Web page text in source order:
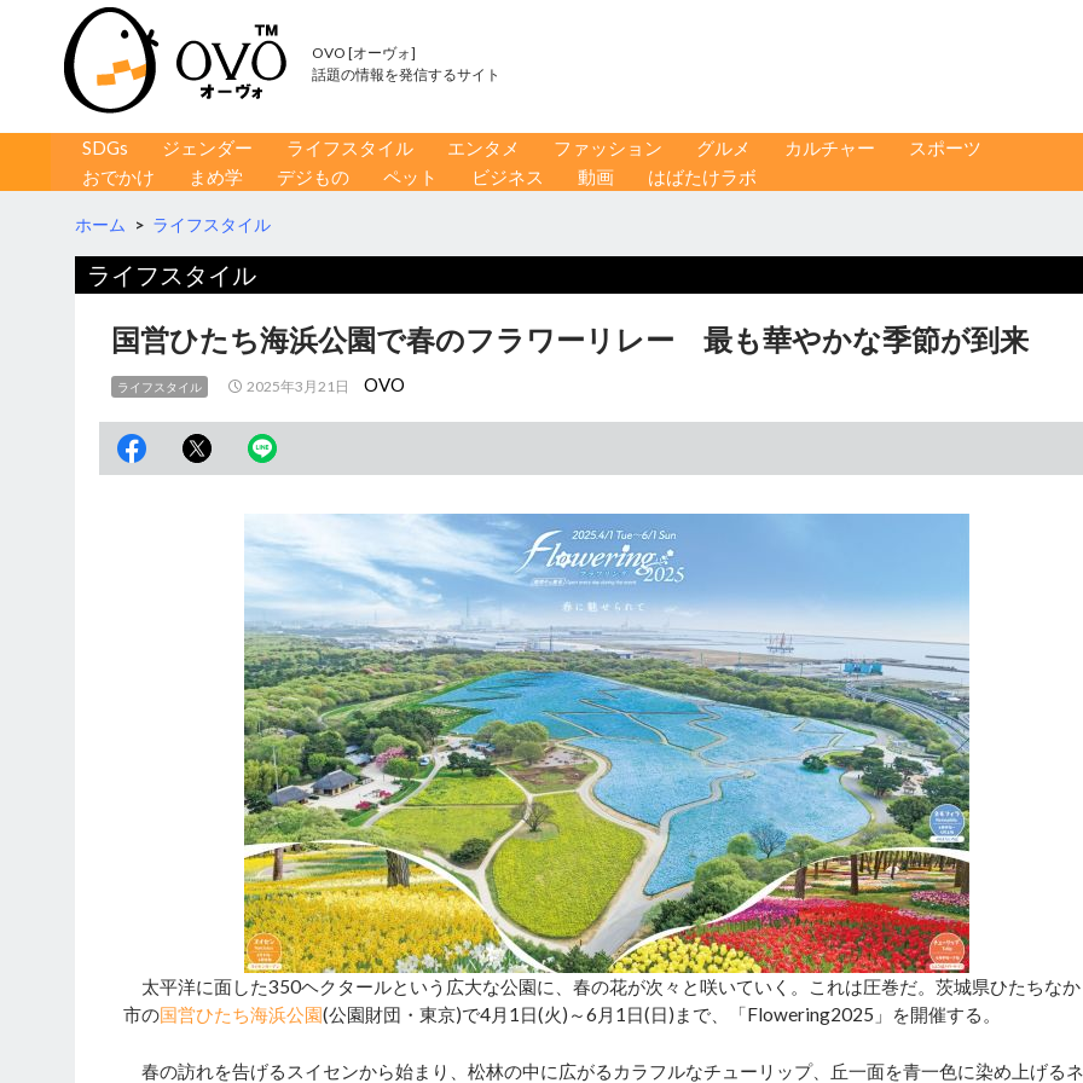
OVO [オーヴォ]
話題の情報を発信するサイト
コンテンツへ移動
SDGs ジェンダー ライフスタイル エンタメ ファッション グルメ カルチャー
スポーツ
おでかけ
まめ学 デジもの ペット ビジネス 動画 はばたけラボ
ホーム > ライフスタイル
ライフスタイル
国営ひたち海浜公園で春のフラワーリレー 最も華やかな季節が到来
ライフスタイル 2025年3月21日 OVO
太平洋に面した350ヘクタールという広大な公園に、春の花が次々と咲いていく。これは圧巻だ。茨城県ひたちなか
市の国営ひたち海浜公園(公園財団・東京)で4月1日(火)～6月1日(日)まで、「Flowering2025」を開催する。
春の訪れを告げるスイセンから始まり、松林の中に広がるカラフルなチューリップ、丘一面を青一色に染め上げるネ